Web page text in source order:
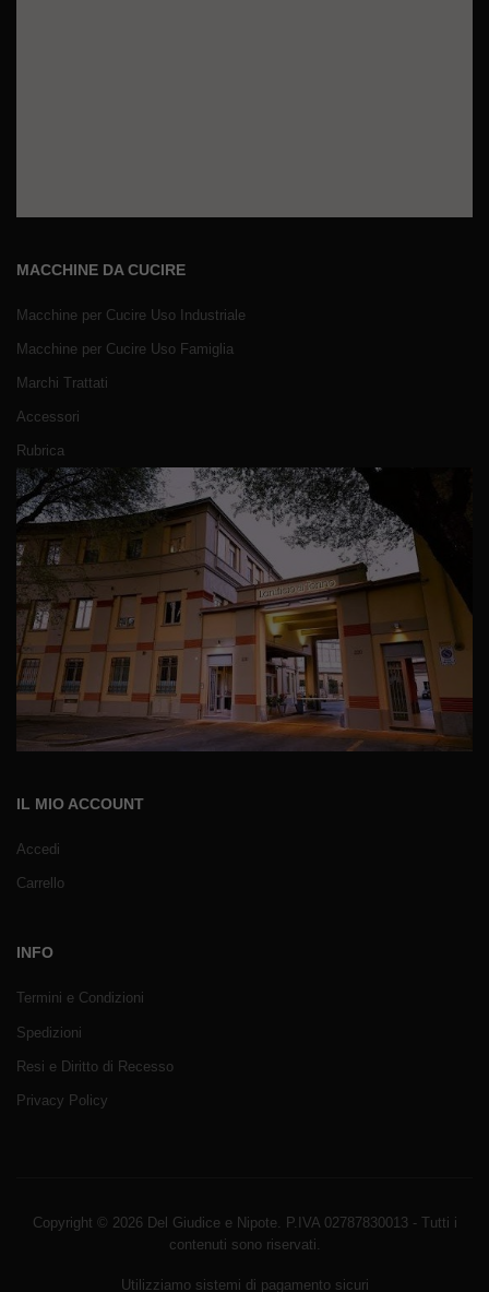
MACCHINE DA CUCIRE
Macchine per Cucire Uso Industriale
Macchine per Cucire Uso Famiglia
Marchi Trattati
Accessori
Rubrica
IL MIO ACCOUNT
Accedi
Carrello
INFO
Termini e Condizioni
Spedizioni
Resi e Diritto di Recesso
Privacy Policy
Copyright © 2026 Del Giudice e Nipote. P.IVA 02787830013 - Tutti i
contenuti sono riservati.
Utilizziamo sistemi di pagamento sicuri